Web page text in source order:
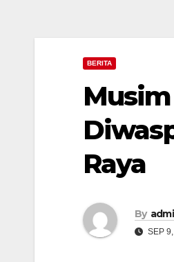
BERITA
Raya
By
SEP